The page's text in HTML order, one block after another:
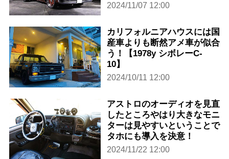
2024/11/07 12:00
カリフォルニアハウスには国
産車よりも断然アメ車が似合
う！【1978y シボレーC-
10】
2024/10/11 12:00
アストロのオーディオを見直
したところやはり大きなモニ
ターは見やすいということで
タホにも導入を決意！
2024/11/22 12:00